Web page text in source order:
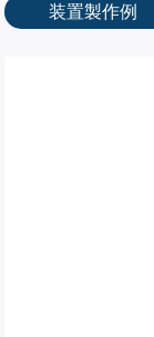
装置製作例